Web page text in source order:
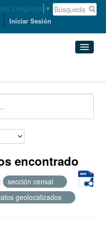
Language ▼
Iniciar Sesión
encontrado
sección censal
geolocalizados